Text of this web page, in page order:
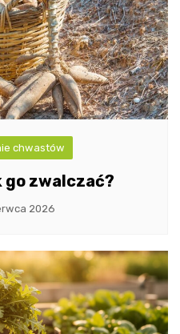
chwastów
go zwalczać?
2026